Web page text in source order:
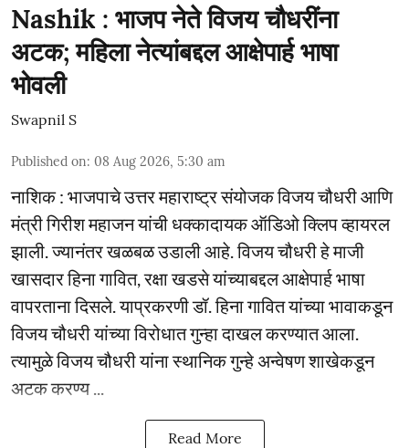
Nashik : भाजप नेते विजय चौधरींना
अटक; महिला नेत्यांबद्दल आक्षेपार्ह भाषा
भोवली
Swapnil S
Published on: 08 Aug 2026, 5:30 am
नाशिक : भाजपाचे उत्तर महाराष्ट्र संयोजक विजय चौधरी आणि
मंत्री गिरीश महाजन यांची धक्कादायक ऑडिओ क्लिप व्हायरल
झाली. ज्यानंतर खळबळ उडाली आहे. विजय चौधरी हे माजी
खासदार हिना गावित, रक्षा खडसे यांच्याबद्दल आक्षेपार्ह भाषा
वापरताना दिसले. याप्रकरणी डॉ. हिना गावित यांच्या भावाकडून
विजय चौधरी यांच्या विरोधात गुन्हा दाखल करण्यात आला.
त्यामुळे विजय चौधरी यांना स्थानिक गुन्हे अन्वेषण शाखेकडून
अटक करण्य ...
Read More